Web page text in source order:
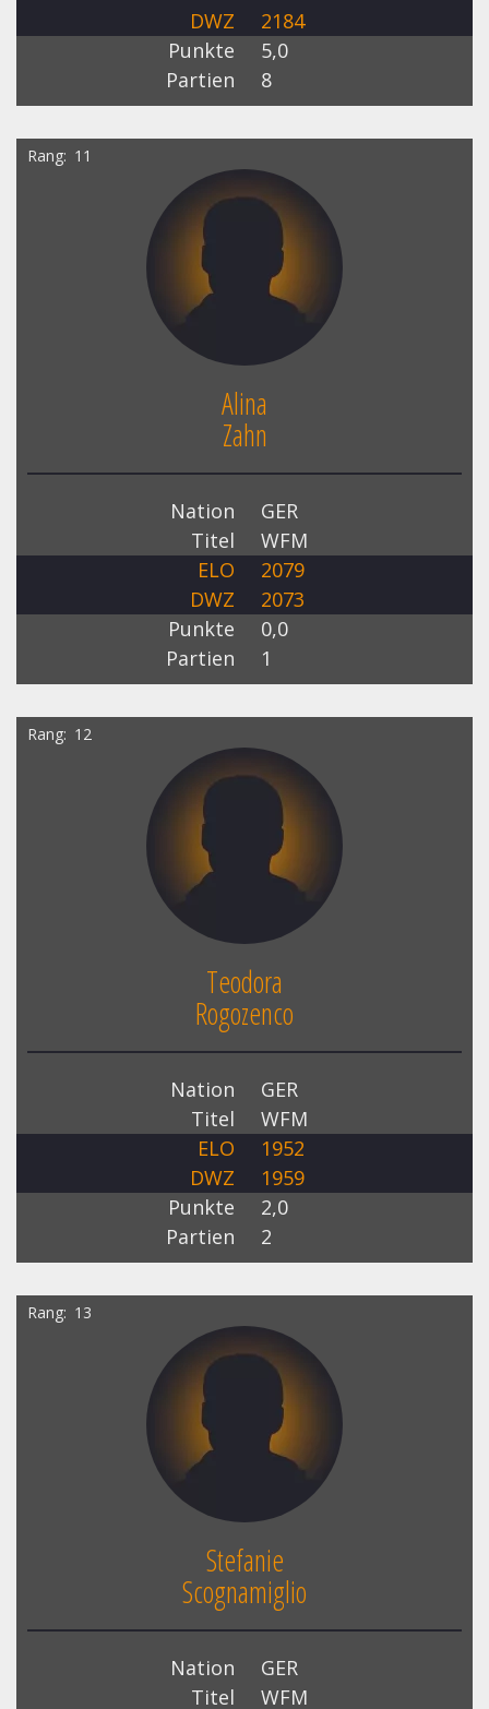
DWZ
2184
Punkte
5,0
Partien
8
Rang 11
Alina
Zahn
Nation
GER
Titel
WFM
ELO
2079
DWZ
2073
Punkte
0,0
Partien
1
Rang 12
Teodora
Rogozenco
Nation
GER
Titel
WFM
ELO
1952
DWZ
1959
Punkte
2,0
Partien
2
Rang 13
Stefanie
Scognamiglio
Nation
GER
Titel
WFM